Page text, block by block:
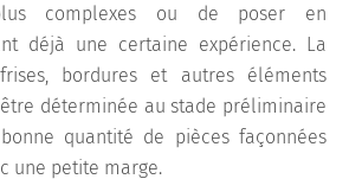
complexes ou de poser en
déjà une certaine expérience. La
bordures et autres éléments
déterminée au stade préliminaire
quantité de pièces façonnées
une petite marge.